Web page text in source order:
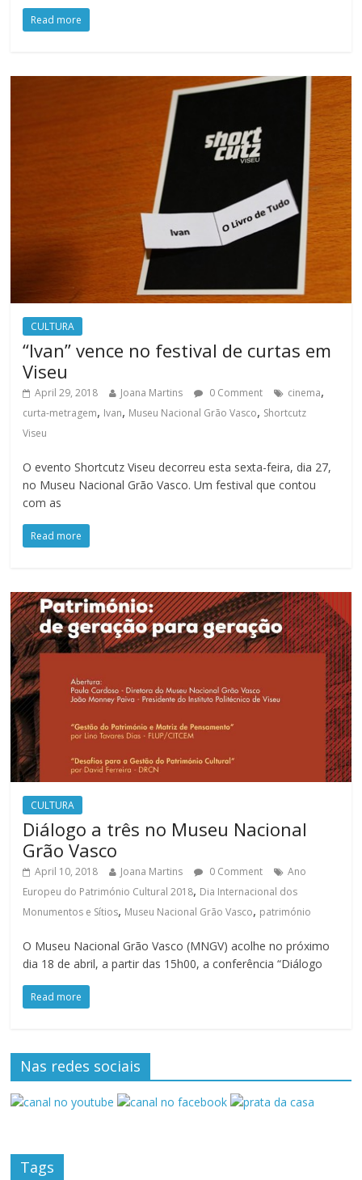
Read more
CULTURA
“Ivan” vence no festival de curtas em
Viseu
April 29, 2018 Joana Martins 0 Comment cinema,
curta-metragem, Ivan, Museu Nacional Grão Vasco, Shortcutz
Viseu
O evento Shortcutz Viseu decorreu esta sexta-feira, dia 27,
no Museu Nacional Grão Vasco. Um festival que contou
com as
Read more
CULTURA
Diálogo a três no Museu Nacional
Grão Vasco
April 10, 2018 Joana Martins 0 Comment
Ano
Europeu do Património Cultural 2018, Dia Internacional dos
Monumentos e Sítios, Museu Nacional Grão Vasco, património
O Museu Nacional Grão Vasco (MNGV) acolhe no próximo
dia 18 de abril, a partir das 15h00, a conferência “Diálogo
Read more
Nas redes sociais
Tags